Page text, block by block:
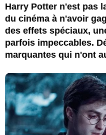
Harry Potter n'est pas
du cinéma à n'avoir
des effets spéciaux,
parfois impeccables.
marquantes qui n'ont